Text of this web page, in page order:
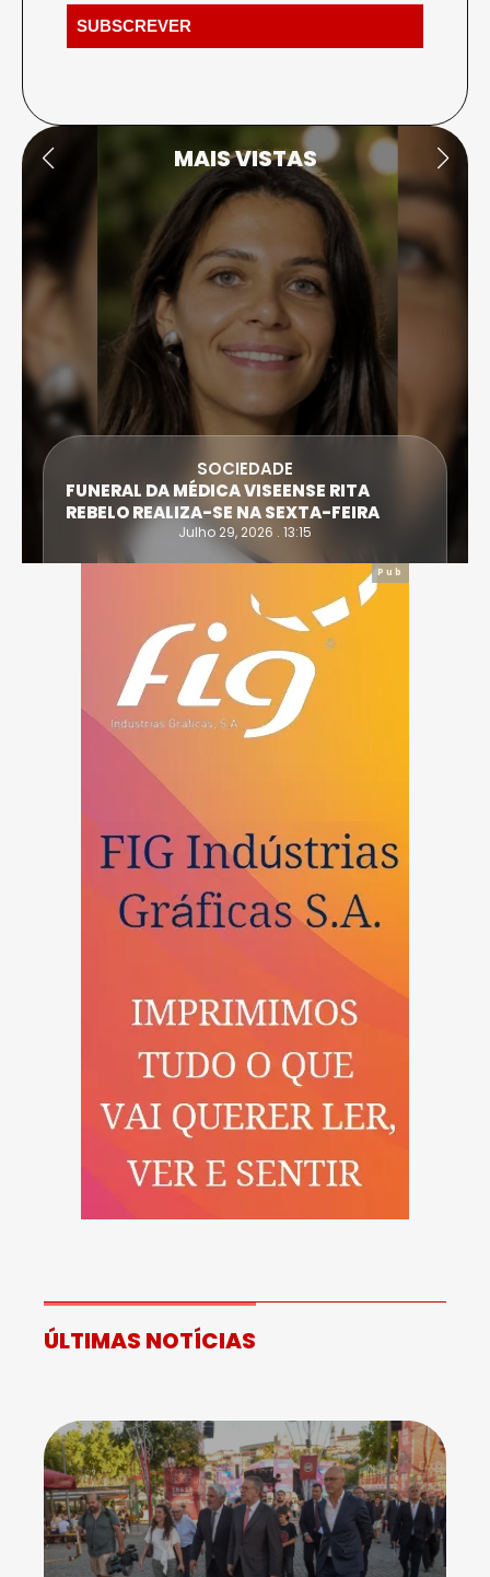
MAIS VISTAS
SOCIEDADE
FUNERAL DA MÉDICA VISEENSE RITA
REBELO REALIZA-SE NA SEXTA-FEIRA
Julho 29, 2026 . 13:15
Pub
ÚLTIMAS NOTÍCIAS